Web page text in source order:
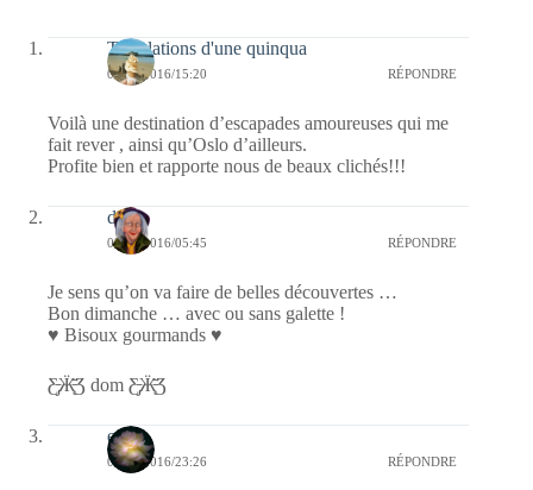
Tribulations d'une quinqua
03/01/2016/15:20 RÉPONDRE
Voilà une destination d’escapades amoureuses qui me
fait rever , ainsi qu’Oslo d’ailleurs.
Profite bien et rapporte nous de beaux clichés!!!
dom
03/01/2016/05:45 RÉPONDRE
Je sens qu’on va faire de belles découvertes …
Bon dimanche … avec ou sans galette !
♥ Bisoux gourmands ♥
Ƹ̵̡Ӝ̵̨̄Ʒ dom Ƹ̵̡Ӝ̵̨̄Ʒ
erato
02/01/2016/23:26 RÉPONDRE